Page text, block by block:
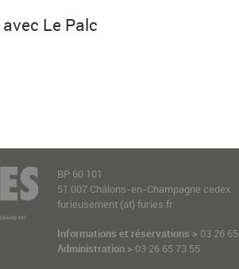
Le Palc
BP 60 101
51 007 Châlons-en-Champagne cedex
furieusement (at) furies.fr
Informations et réservations > 03 26
Administration > 03 26 65 73 55